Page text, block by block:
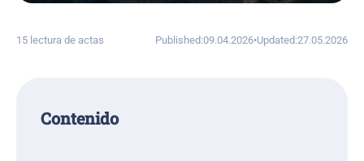
15 lectura de actas Published:09.04.2026•Updated:27.05.2026
Сontenido